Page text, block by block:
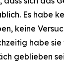
Es habe
keine
habe
geblieben